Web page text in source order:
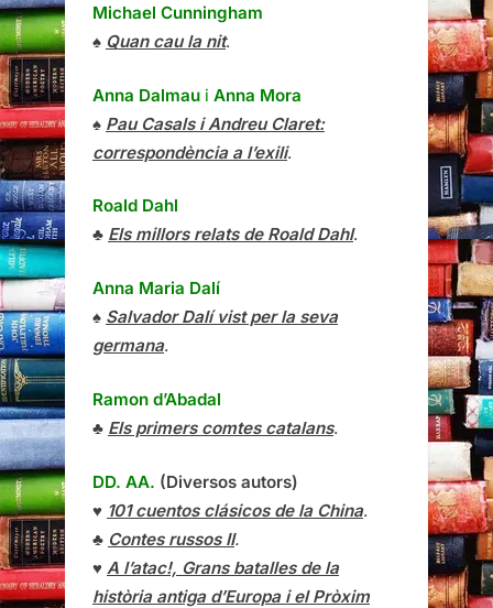
Michael Cunningham
♠ Quan cau la nit.
Anna Dalmau i Anna Mora
♠ Pau Casals i Andreu Claret:
correspondència a l’exili.
Roald Dahl
♣ Els millors relats de Roald Dahl.
Anna Maria Dalí
♠ Salvador Dalí vist per la seva
germana.
Ramon d’Abadal
♣ Els primers comtes catalans.
DD. AA. (Diversos autors)
♥ 101 cuentos clásicos de la China.
♣ Contes russos II.
♥ A l’atac!, Grans batalles de la
història antiga d’Europa i el Pròxim